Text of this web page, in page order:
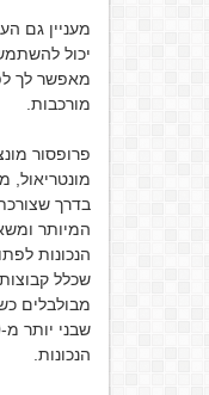
מאפשר לך
מורכבות.
פרופסור
מונטריאול,
בדרך
המיותר
הנכונות
שכלל
מבולבלים
הנכונות.